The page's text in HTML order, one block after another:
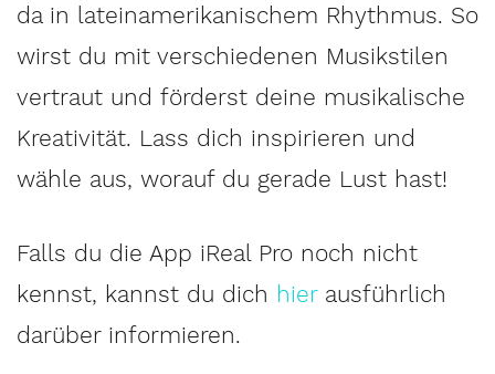
da in lateinamerikanischem Rhythmus. So
wirst du mit verschiedenen Musikstilen
vertraut und förderst deine musikalische
Kreativität. Lass dich inspirieren und
wähle aus, worauf du gerade Lust hast!
Falls du die App iReal Pro noch nicht
kennst, kannst du dich hierausführlich
darüber informieren.